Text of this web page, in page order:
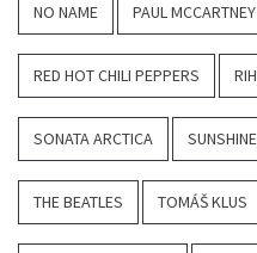
NO NAME PAUL MCCARTNEY
RED HOT CHILI PEPPERS
SONATA ARCTICA SUNSHINE
THE BEATLES TOMÁŠ KLUS